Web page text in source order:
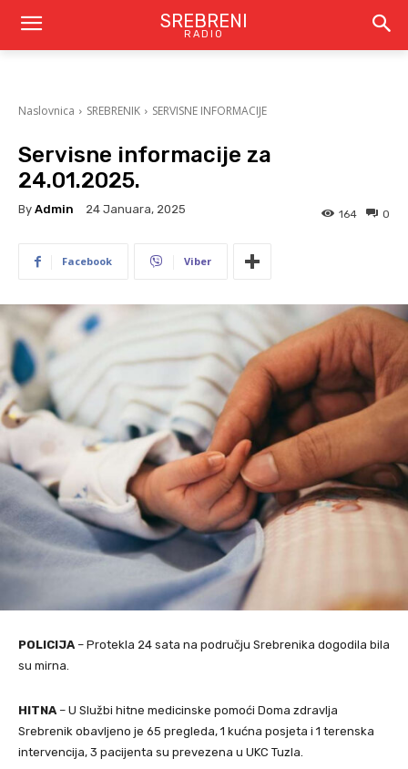
SREBRENI
RADIO
Naslovnica SREBRENIK SERVISNE INFORMACIJE
Servisne informacije za
24.01.2025.
By Admin 24 Januara, 2025 0
164
Facebook Viber
POLICIJA – Protekla 24 sata na području Srebrenika dogodila bila
su mirna.
HITNA – U Službi hitne medicinske pomoći Doma zdravlja
Srebrenik obavljeno je 65 pregleda, 1 kućna posjeta i 1 terenska
intervencija, 3 pacijenta su prevezena u UKC Tuzla.